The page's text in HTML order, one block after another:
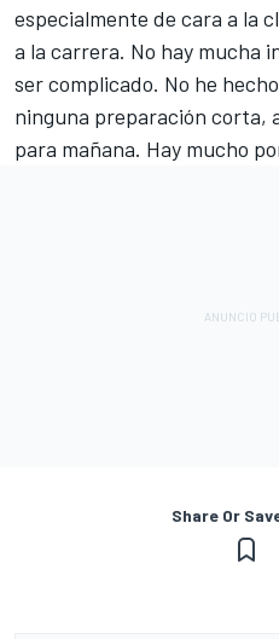
especialmente de cara a la
a la carrera. No hay mucha
ser complicado. No he
ninguna preparación corta,
para mañana. Hay mucho
Share Or